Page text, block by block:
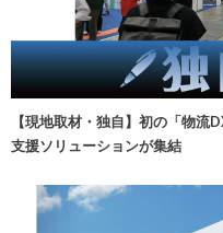
【現地取材・独自】初の「物流
支援ソリューションが集結